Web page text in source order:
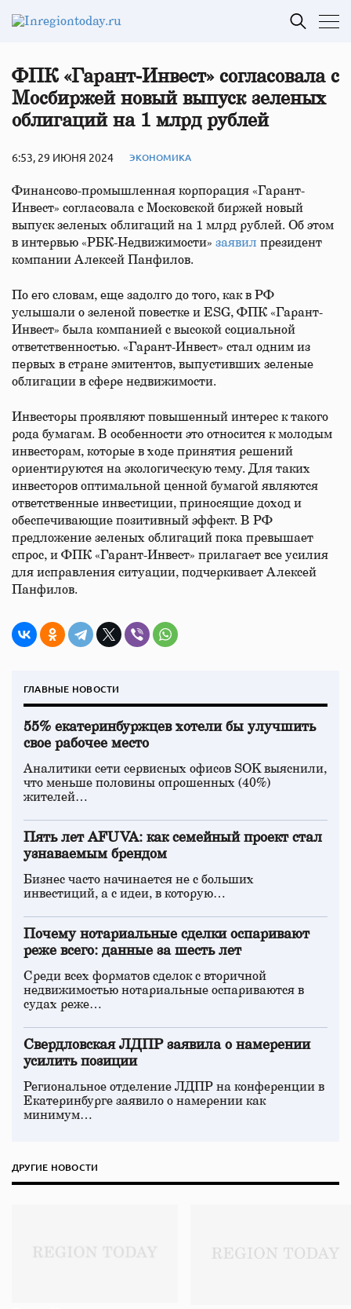
ФПК «Гарант-Инвест» согласовала с
Мосбиржей новый выпуск зеленых
облигаций на 1 млрд рублей
6:53, 29 ИЮНЯ 2024 ЭКОНОМИКА
Финансово-промышленная корпорация «Гарант-
Инвест» согласовала с Московской биржей новый
выпуск зеленых облигаций на 1 млрд рублей. Об этом
в интервью «РБК-Недвижимости» заявил президент
компании Алексей Панфилов.
По его словам, еще задолго до того, как в РФ
услышали о зеленой повестке и ESG, ФПК «Гарант-
Инвест» была компанией с высокой социальной
ответственностью. «Гарант-Инвест» стал одним из
первых в стране эмитентов, выпустивших зеленые
облигации в сфере недвижимости.
Инвесторы проявляют повышенный интерес к такого
рода бумагам. В особенности это относится к молодым
инвесторам, которые в ходе принятия решений
ориентируются на экологическую тему. Для таких
инвесторов оптимальной ценной бумагой являются
ответственные инвестиции, приносящие доход и
обеспечивающие позитивный эффект. В РФ
предложение зеленых облигаций пока превышает
спрос, и ФПК «Гарант-Инвест» прилагает все усилия
для исправления ситуации, подчеркивает Алексей
Панфилов.
ГЛАВНЫЕ НОВОСТИ
55% екатеринбуржцев хотели бы улучшить
свое рабочее место
Аналитики сети сервисных офисов SOK выяснили,
что меньше половины опрошенных (40%)
жителей…
Пять лет AFUVA: как семейный проект стал
узнаваемым брендом
Бизнес часто начинается не с больших
инвестиций, а с идеи, в которую…
Почему нотариальные сделки оспаривают
реже всего: данные за шесть лет
Среди всех форматов сделок с вторичной
недвижимостью нотариальные оспариваются в
судах реже…
Свердловская ЛДПР заявила о намерении
усилить позиции
Региональное отделение ЛДПР на конференции в
Екатеринбурге заявило о намерении как
минимум…
ДРУГИЕ НОВОСТИ